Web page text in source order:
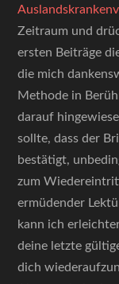
Zeitraum und
ersten Beiträge
die mich
Methode in
darauf
sollte, dass der
bestätigt,
zum
ermüdender
kann ich
deine letzte
dich